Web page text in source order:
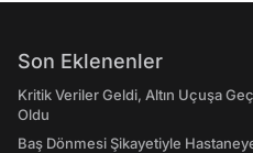
Son Eklenenler
Kritik Veriler Geldi, Altın Uçuşa
Oldu
Baş Dönmesi Şikayetiyle